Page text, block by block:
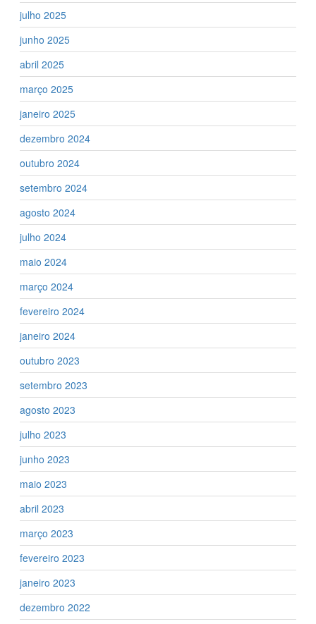
julho 2025
junho 2025
abril 2025
março 2025
janeiro 2025
dezembro 2024
outubro 2024
setembro 2024
agosto 2024
julho 2024
maio 2024
março 2024
fevereiro 2024
janeiro 2024
outubro 2023
setembro 2023
agosto 2023
julho 2023
junho 2023
maio 2023
abril 2023
março 2023
fevereiro 2023
janeiro 2023
dezembro 2022